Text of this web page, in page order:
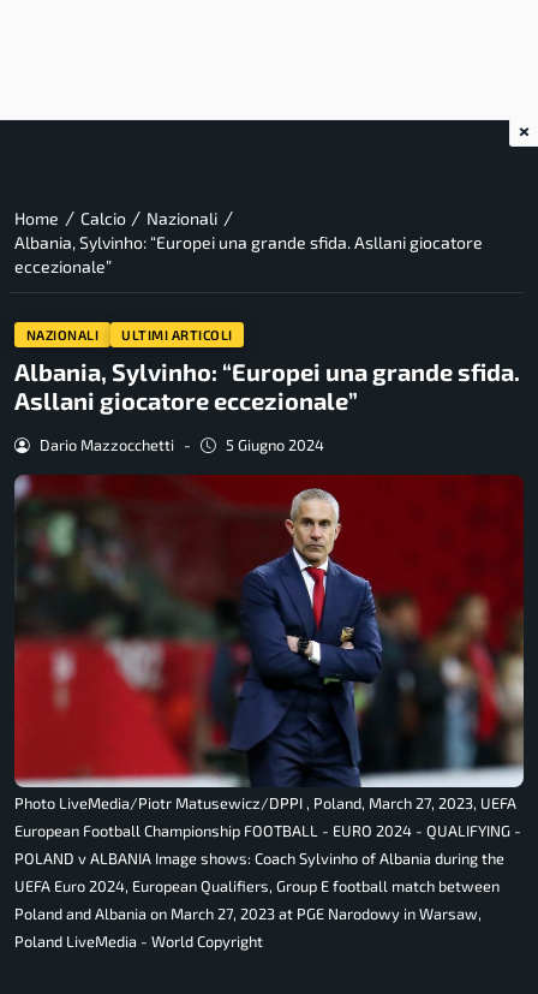
Home / Calcio / Nazionali /
Albania, Sylvinho: “Europei una grande sfida. Asllani giocatore
eccezionale”
NAZIONALI ULTIMI ARTICOLI
Albania, Sylvinho: “Europei una grande sfida.
Asllani giocatore eccezionale”
Dario Mazzocchetti - 5 Giugno 2024
Photo LiveMedia/Piotr Matusewicz/DPPI , Poland, March 27, 2023, UEFA
European Football Championship FOOTBALL - EURO 2024 - QUALIFYING -
POLAND v ALBANIA Image shows: Coach Sylvinho of Albania during the
UEFA Euro 2024, European Qualifiers, Group E football match between
Poland and Albania on March 27, 2023 at PGE Narodowy in Warsaw,
Poland LiveMedia - World Copyright
×